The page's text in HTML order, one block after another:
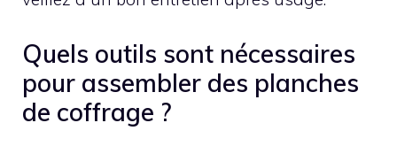
Quels outils sont nécessaires
pour assembler des planches
de coffrage ?